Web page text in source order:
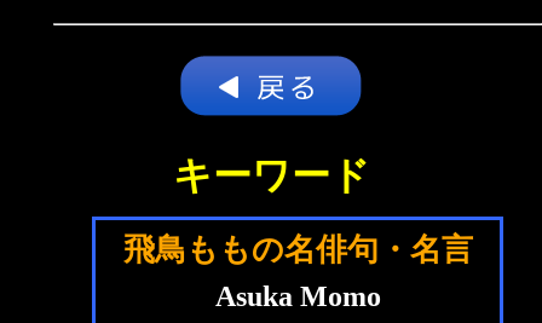
キーワード
飛鳥ももの名俳句・名言
Asuka Momo